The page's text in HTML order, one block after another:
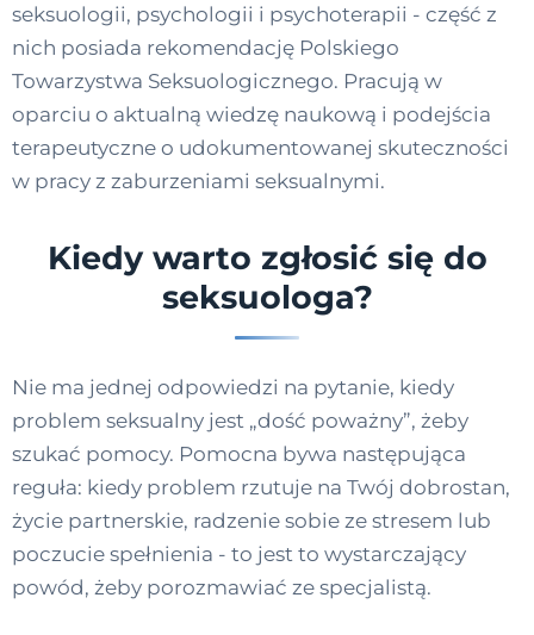
seksuologii, psychologii i psychoterapii - część z
nich posiada rekomendację Polskiego
Towarzystwa Seksuologicznego. Pracują w
oparciu o aktualną wiedzę naukową i podejścia
terapeutyczne o udokumentowanej skuteczności
w pracy z zaburzeniami seksualnymi.
Kiedy warto zgłosić się do
seksuologa?
Nie ma jednej odpowiedzi na pytanie, kiedy
problem seksualny jest „dość poważny”, żeby
szukać pomocy. Pomocna bywa następująca
reguła: kiedy problem rzutuje na Twój dobrostan,
życie partnerskie, radzenie sobie ze stresem lub
poczucie spełnienia - to jest to wystarczający
powód, żeby porozmawiać ze specjalistą.